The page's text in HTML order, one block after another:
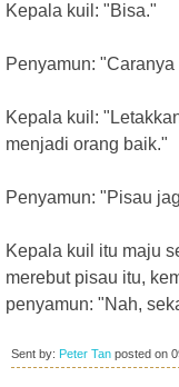
Kepala kuil: "Bisa."
Penyamun:
Kepala kuil:
menjadi orang baik."
Penyamun: "Pisau
Kepala kuil itu maju
merebut pisau itu,
penyamun: "Nah,
Sent by: Peter Tan posted on